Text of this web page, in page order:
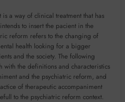
a way of clinical treatment that has
to insert the pacient in the
reform refers to the changing of
health looking for a bigger
and the society. The following
with the definitions and characteristics
and the psychiatric reform, and
of therapeutic accompaniment
to the psychiatric reform context.